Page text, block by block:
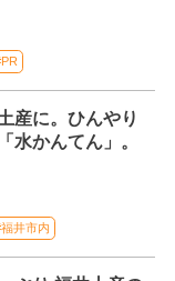
産に。ひんやり
水かんてん」。
井市内